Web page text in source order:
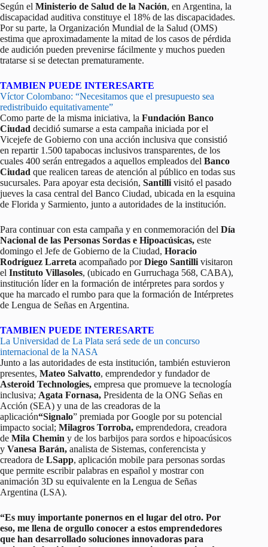
Según el Ministerio de Salud de la Nación, en Argentina, la
discapacidad auditiva constituye el 18% de las discapacidades.
Por su parte, la Organización Mundial de la Salud (OMS)
estima que aproximadamente la mitad de los casos de pérdida
de audición pueden prevenirse fácilmente y muchos pueden
tratarse si se detectan prematuramente.
TAMBIEN PUEDE INTERESARTE
Víctor Colombano: “Necesitamos que el presupuesto sea
redistribuido equitativamente”
Como parte de la misma iniciativa, la Fundación Banco
Ciudad decidió sumarse a esta campaña iniciada por el
Vicejefe de Gobierno con una acción inclusiva que consistió
en repartir 1.500 tapabocas inclusivos transparentes, de los
cuales 400 serán entregados a aquellos empleados del Banco
Ciudad que realicen tareas de atención al público en todas sus
sucursales. Para apoyar esta decisión, Santilli visitó el pasado
jueves la casa central del Banco Ciudad, ubicada en la esquina
de Florida y Sarmiento, junto a autoridades de la institución.
Para continuar con esta campaña y en conmemoración del Día
Nacional de las Personas Sordas e Hipoacúsicas, este
domingo el Jefe de Gobierno de la Ciudad, Horacio
Rodríguez Larreta acompañado porDiego Santilli visitaron
el Instituto Villasoles, (ubicado en Gurruchaga 568, CABA),
institución líder en la formación de intérpretes para sordos y
que ha marcado el rumbo para que la formación de Intérpretes
de Lengua de Señas en Argentina.
TAMBIEN PUEDE INTERESARTE
La Universidad de La Plata será sede de un concurso
internacional de la NASA
Junto a las autoridades de esta institución, también estuvieron
presentes, Mateo Salvatto, emprendedor y fundador de
Asteroid Technologies, empresa que promueve la tecnología
inclusiva; Agata Fornasa, Presidenta de la ONG Señas en
Acción (SEA) y una de las creadoras de la
aplicación“Signalo” premiada por Google por su potencial
impacto social; Milagros Torroba, emprendedora, creadora
de Mila Chemin y de los barbijos para sordos e hipoacúsicos
y Vanesa Barán, analista de Sistemas, conferencista y
creadora de LSapp, aplicación mobile para personas sordas
que permite escribir palabras en español y mostrar con
animación 3D su equivalente en la Lengua de Señas
Argentina (LSA).
“Es muy importante ponernos en el lugar del otro. Por
eso, me llena de orgullo conocer a estos emprendedores
que han desarrollado soluciones innovadoras para